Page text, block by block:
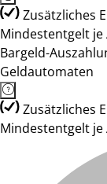
Zusätzliches
Mindestentgelt je
Bargeld-
Geldautomaten
Zusätzliches
Mindestentgelt je